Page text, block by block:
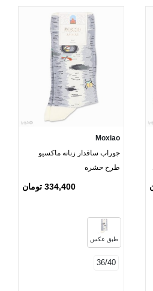
Moxiao
جوراب ساقدار زنانه ماکسیو
طرح حشره
334,400 تومان
طبق عکس
36/40